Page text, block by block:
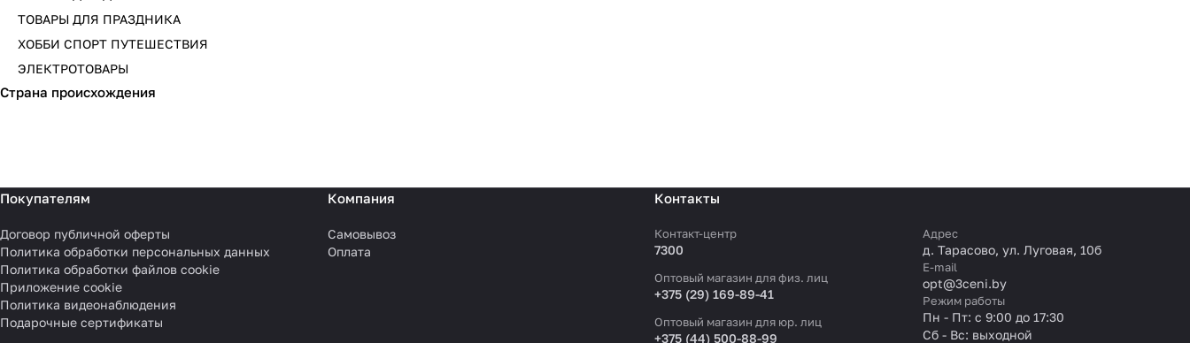
ТОВАРЫ ДЛЯ ПРАЗДНИКА
ХОББИ СПОРТ ПУТЕШЕСТВИЯ
ЭЛЕКТРОТОВАРЫ
Страна происхождения
Покупателям
Договор публичной оферты
Политика обработки персональных данных
Политика обработки файлов cookie
Приложение cookie
Политика видеонаблюдения
Подарочные сертификаты
Компания
Самовывоз
Оплата
Контакты
Контакт-центр
7300
Оптовый магазин для физ. лиц
+375 (29) 169-89-41
Оптовый магазин для юр. лиц
+375 (44) 500-88-99
Адрес
д. Тарасово, ул. Луговая, 10б
E-mail
opt@3ceni.by
Режим работы
Пн - Пт: с 9:00 до 17:30
Сб - Вс: выходной